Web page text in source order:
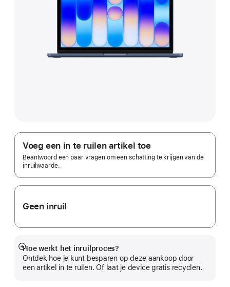
Apple Trade In.
Voeg een in te ruilen artikel toe
Beantwoord een paar vragen om een schatting te krijgen van de
inruilwaarde.
Geen inruil
Hoe werkt het inruilproces?
Ontdek hoe je kunt besparen op deze aankoop door
een artikel in te ruilen. Of laat je device gratis recyclen.
Meer